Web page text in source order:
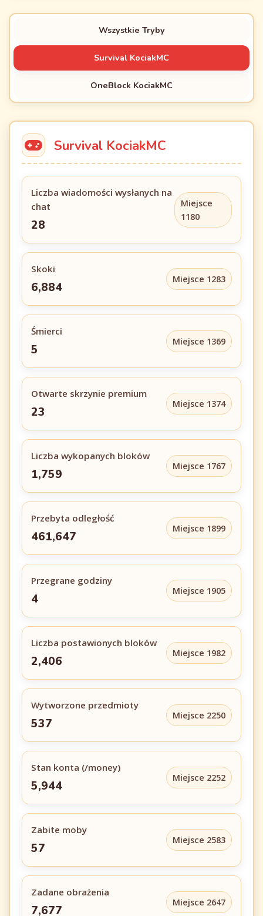
Wszystkie Tryby
Survival KociakMC
OneBlock KociakMC
Survival KociakMC
Liczba wiadomości wysłanych na
chat
28
Miejsce
1180
Skoki
6,884
Miejsce 1283
Śmierci
5
Miejsce 1369
Otwarte skrzynie premium
23
Miejsce 1374
Liczba wykopanych bloków
1,759
Miejsce 1767
Przebyta odległość
461,647
Miejsce 1899
Przegrane godziny
4
Miejsce 1905
Liczba postawionych bloków
2,406
Miejsce 1982
Wytworzone przedmioty
537
Miejsce 2250
Stan konta (/money)
5,944
Miejsce 2252
Zabite moby
57
Miejsce 2583
Zadane obrażenia
7,677
Miejsce 2647